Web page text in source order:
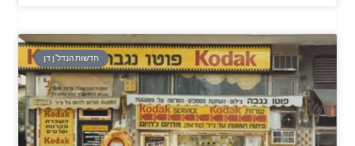
חדשות הנדל"ן דן